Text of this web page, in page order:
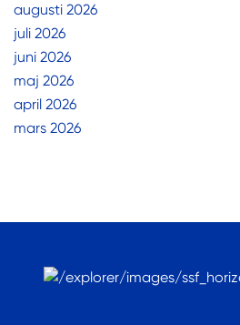
augusti 2026
juli 2026
juni 2026
maj 2026
april 2026
mars 2026